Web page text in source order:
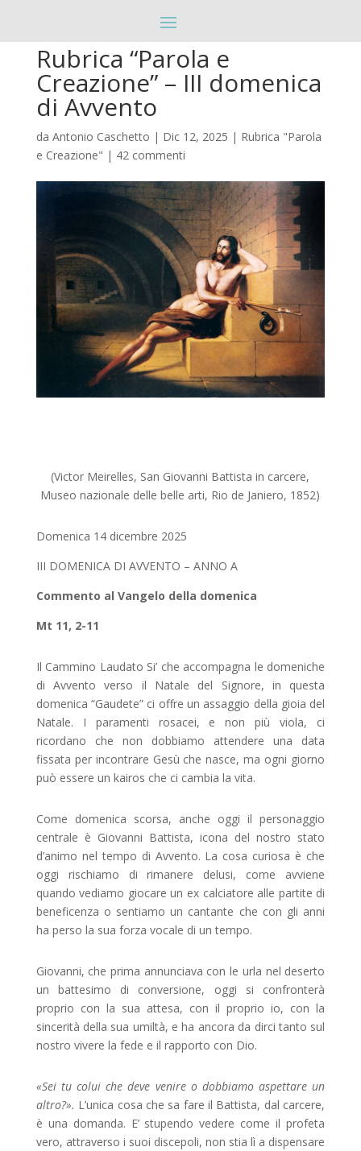
Rubrica “Parola e
Creazione” – III domenica
di Avvento
da Antonio Caschetto | Dic 12, 2025 | Rubrica "Parola
e Creazione" | 42 commenti
(Victor Meirelles, San Giovanni Battista in carcere,
Museo nazionale delle belle arti, Rio de Janiero, 1852)
Domenica 14 dicembre 2025
III DOMENICA DI AVVENTO – ANNO A
Commento al Vangelo della domenica
Mt 11, 2-11
Il Cammino Laudato Si’ che accompagna le domeniche
di Avvento verso il Natale del Signore, in questa
domenica “Gaudete” ci offre un assaggio della gioia del
Natale. I paramenti rosacei, e non più viola, ci
ricordano che non dobbiamo attendere una data
fissata per incontrare Gesù che nasce, ma ogni giorno
può essere un kairos che ci cambia la vita.
Come domenica scorsa, anche oggi il personaggio
centrale è Giovanni Battista, icona del nostro stato
d’animo nel tempo di Avvento. La cosa curiosa è che
oggi rischiamo di rimanere delusi, come avviene
quando vediamo giocare un ex calciatore alle partite di
beneficenza o sentiamo un cantante che con gli anni
ha perso la sua forza vocale di un tempo.
Giovanni, che prima annunciava con le urla nel deserto
un battesimo di conversione, oggi si confronterà
proprio con la sua attesa, con il proprio io, con la
sincerità della sua umiltà, e ha ancora da dirci tanto sul
nostro vivere la fede e il rapporto con Dio.
«Sei tu colui che deve venire o dobbiamo aspettare un
altro?». L’unica cosa che sa fare il Battista, dal carcere,
è una domanda. E’ stupendo vedere come il profeta
vero, attraverso i suoi discepoli, non stia lì a dispensare